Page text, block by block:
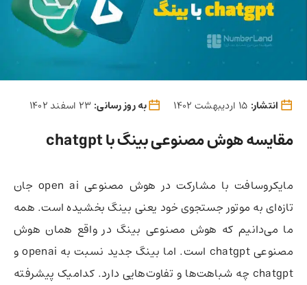
انتشار: به روز رسانی:
مقایسه هوش مصنوعی بینگ با chatgpt
مایکروسافت با مشارکت در هوش مصنوعی open ai جان
تازه‌ای به موتور جستجوی خود یعنی بینگ بخشیده است. همه
ما می‌دانیم که هوش مصنوعی بینگ در واقع همان هوش
مصنوعی chatgpt است. اما بینگ جدید نسبت به openai و
chatgpt چه شباهت‌ها و تفاوت‌هایی دارد. کدامیک پیشرفته